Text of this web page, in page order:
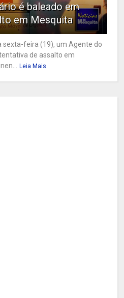
é baleado em
em Mesquita
sexta-feira (19), um Agente do
de assalto em
Leia Mais